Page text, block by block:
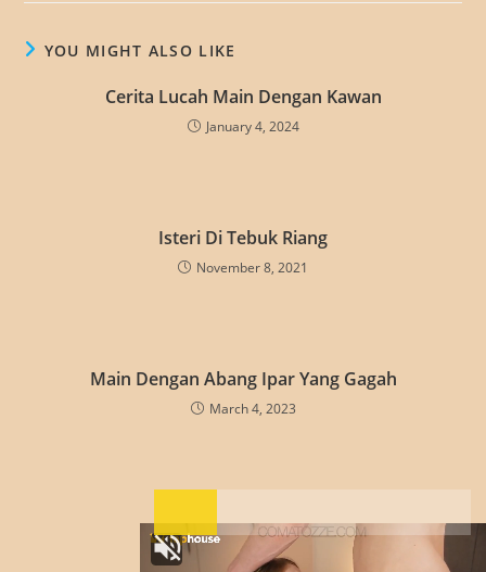
YOU MIGHT ALSO LIKE
Cerita Lucah Main Dengan Kawan
January 4, 2024
Isteri Di Tebuk Riang
November 8, 2021
Main Dengan Abang Ipar Yang Gagah
March 4, 2023